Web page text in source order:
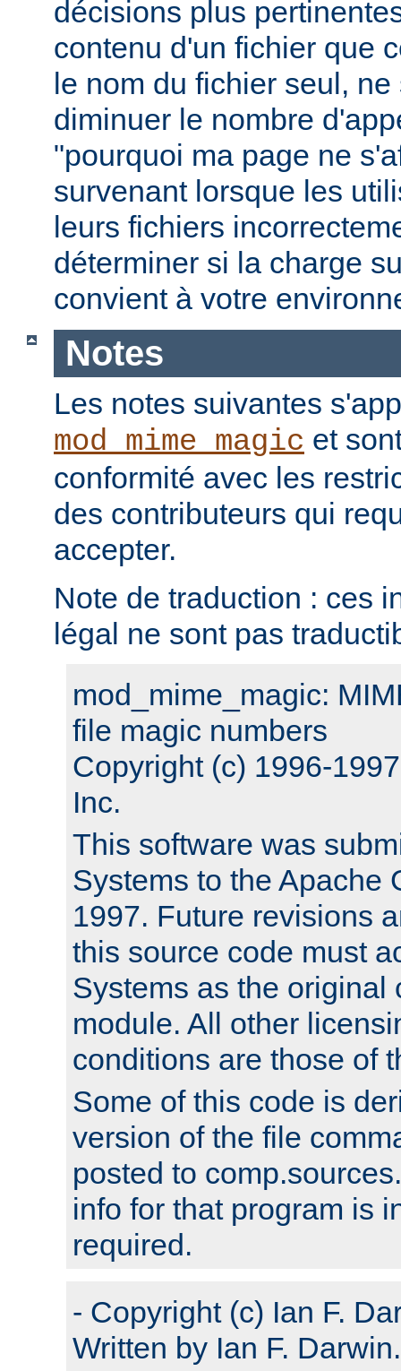
décisions plus
contenu d'un fichier que
le nom du fichier seul,
diminuer le nombre
"pourquoi ma page ne
survenant lorsque les
leurs fichiers
déterminer si la charge
convient à votre
Notes
Les notes suivantes
mod_mime_magic et
conformité avec les
des contributeurs qui
accepter.
Note de traduction : ces
légal ne sont pas
mod_mime_magic:
file magic numbers
Copyright (c) 1996-
Inc.
This software was
Systems to the Apache
1997. Future revisions
this source code must
Systems as the original
module. All other
conditions are those of
Some of this code is
version of the file
posted to
info for that program is
required.
- Copyright (c) Ian F.
Written by Ian F. Darwin.